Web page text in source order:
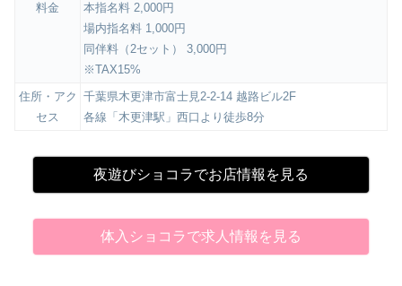
料金
本指名料 2,000円
場内指名料 1,000円
同伴料（2セット） 3,000円
※TAX15%
住所・アク
セス
千葉県木更津市富士見2-2-14 越路ビル2F
各線「木更津駅」西口より徒歩8分
夜遊びショコラでお店情報を見る
体入ショコラで求人情報を見る